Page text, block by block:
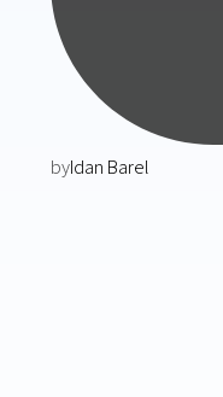
byIdan Barel